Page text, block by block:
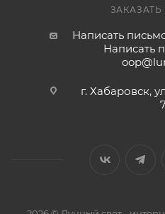
Написать
Написать
г. Хабаровск,